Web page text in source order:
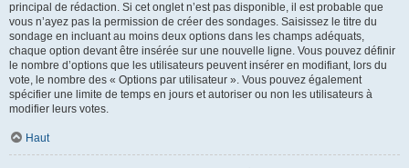
principal de rédaction. Si cet onglet n’est pas disponible, il est probable que
vous n’ayez pas la permission de créer des sondages. Saisissez le titre du
sondage en incluant au moins deux options dans les champs adéquats,
chaque option devant être insérée sur une nouvelle ligne. Vous pouvez définir
le nombre d’options que les utilisateurs peuvent insérer en modifiant, lors du
vote, le nombre des « Options par utilisateur ». Vous pouvez également
spécifier une limite de temps en jours et autoriser ou non les utilisateurs à
modifier leurs votes.
Haut